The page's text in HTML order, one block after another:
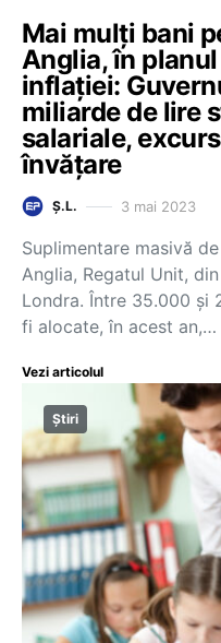
Mai mulți bani
Anglia, în
inflației:
miliarde de lire
salariale,
învățare
Ș.L. 3 mai 2023
Suplimentare masivă
Anglia, Regatul Unit,
Londra. Între 35.000 și
fi alocate, în acest an,…
Vezi articolul
Știri